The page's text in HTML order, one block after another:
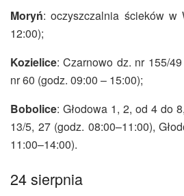
Moryń: oczyszczalnia ścieków w
12:00);
Kozielice: Czarnowo dz. nr 155/
nr 60 (godz. 09:00 – 15:00);
Bobolice: Głodowa 1, 2, od 4 do
13/5, 27 (godz. 08:00–11:00),
11:00–14:00).
24 sierpnia